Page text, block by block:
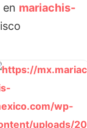
en mariachis-